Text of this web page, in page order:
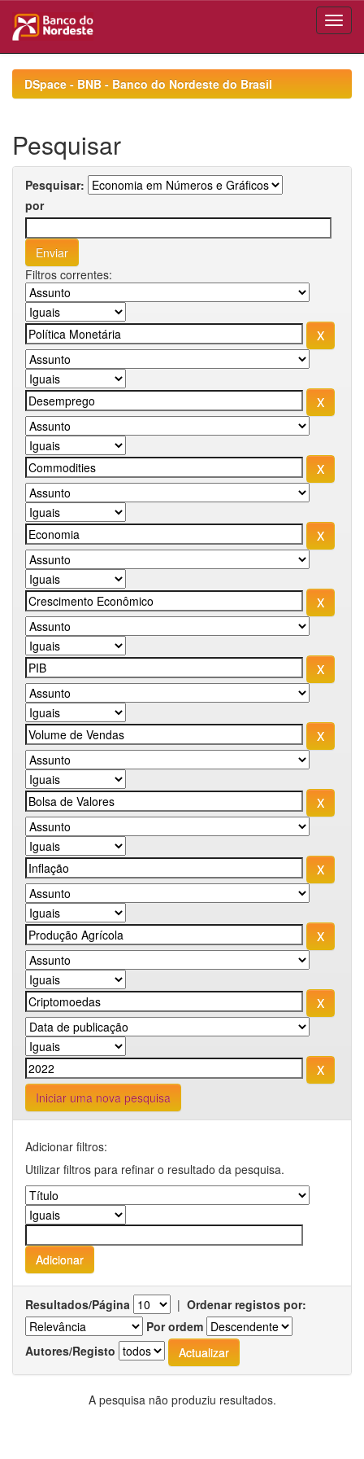
navigationDSpace - BNB - Banco do Nordeste do Brasil
Pesquisar
Pesquisar:
por
Filtros correntes:
Iniciar uma nova pesquisa
Adicionar filtros:
Utilizar filtros para refinar o resultado da pesquisa.
Resultados/Página | Ordenar registos por:
Por ordem
Autores/Registo
A pesquisa não produziu resultados.